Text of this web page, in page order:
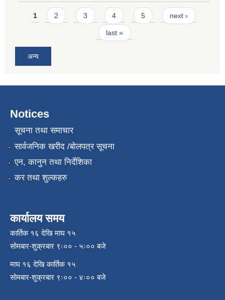
Pages
1 2 3 4 5 next ›
last »
अन्य
Notices
सूचना तथा समाचार
सार्वजनिक खरीद /बोलपत्र सूचना
एन, कानुन तथा निर्देशिका
कर तथा शुल्कहरु
कार्यालय समय
कार्तिक १६ देखि माघ १५
सोमबार-शुक्रबार ९ः०० - ५ः०० बजे
माघ १६ देखि कार्तिक १५
सोमबार-शुक्रबार ९ः०० - ४ः०० बजे